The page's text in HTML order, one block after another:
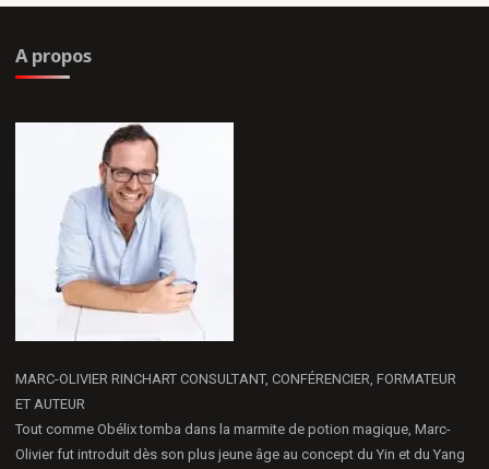
A propos
MARC-OLIVIER RINCHART CONSULTANT, CONFÉRENCIER, FORMATEUR
ET AUTEUR
Tout comme Obélix tomba dans la marmite de potion magique, Marc-
Olivier fut introduit dès son plus jeune âge au concept du Yin et du Yang